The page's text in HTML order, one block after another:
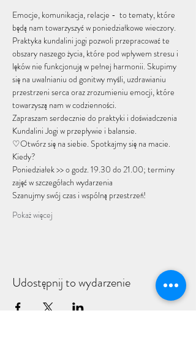
Emocje, komunikacja, relacje -  to tematy, które
będą nam towarzyszyć w poniedziałkowe wieczory.
Praktyka kundalini jogi pozwoli przepracować te
obszary naszego życia, które pod wpływem stresu i
lęków nie funkcjonują w pełnej harmonii. Skupimy
się na uwalnianiu od gonitwy myśli, uzdrawianiu
przestrzeni serca oraz zrozumieniu emocji, które
towarzyszą nam w codzienności.
Zapraszam serdecznie do praktyki i doświadczenia
Kundalini Jogi w przepływie i balansie.
♡Otwórz się na siebie. Spotkajmy się na macie.
Kiedy?
Poniedziałek >> o godz. 19.30 do 21.00; terminy
zajęć w szczegółach wydarzenia
Szanujmy swój czas i wspólną przestrzeń!
Pokaż więcej
Udostępnij to wydarzenie